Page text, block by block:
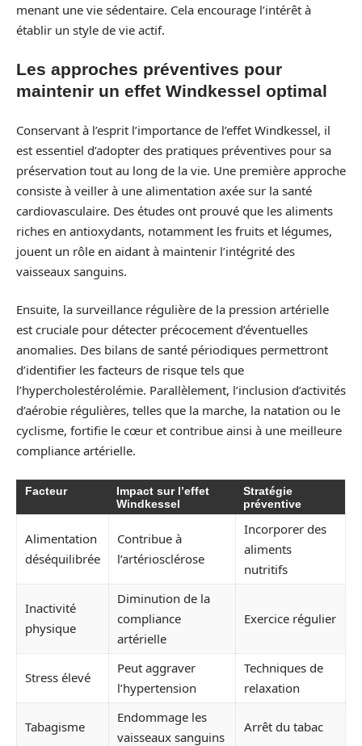
menant une vie sédentaire. Cela encourage l’intérêt à
établir un style de vie actif.
Les approches préventives pour
maintenir un effet Windkessel optimal
Conservant à l’esprit l’importance de l’effet Windkessel, il
est essentiel d’adopter des pratiques préventives pour sa
préservation tout au long de la vie. Une première approche
consiste à veiller à une alimentation axée sur la santé
cardiovasculaire. Des études ont prouvé que les aliments
riches en antioxydants, notamment les fruits et légumes,
jouent un rôle en aidant à maintenir l’intégrité des
vaisseaux sanguins.
Ensuite, la surveillance régulière de la pression artérielle
est cruciale pour détecter précocement d’éventuelles
anomalies. Des bilans de santé périodiques permettront
d’identifier les facteurs de risque tels que
l’hypercholestérolémie. Parallèlement, l’inclusion d’activités
d’aérobie régulières, telles que la marche, la natation ou le
cyclisme, fortifie le cœur et contribue ainsi à une meilleure
compliance artérielle.
Facteur
Impact sur l’effet
Windkessel
Stratégie
préventive
Alimentation
déséquilibrée
Contribue à
l’artériosclérose
Incorporer des
aliments
nutritifs
Inactivité
physique
Diminution de la
compliance
artérielle
Exercice régulier
Stress élevé
Peut aggraver
l’hypertension
Techniques de
relaxation
Tabagisme
Endommage les
vaisseaux sanguins
Arrêt du tabac